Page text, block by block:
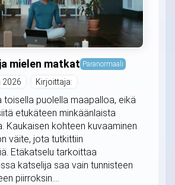
mielen matkat Paranormaali
2026 Kirjoittaja:
toisella puolella maapalloa, eikä
etukäteen minkäänlaista
Kaukaisen kohteen kuvaaminen
väite, jota tutkittiin
Etäkatselu tarkoittaa
katselija saa vain tunnisteen
piirroksin....